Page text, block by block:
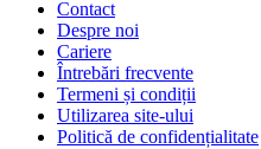
Contact
Despre noi
Cariere
Întrebări frecvente
Termeni și condiții
Utilizarea site-ului
Politică de confidențialitate